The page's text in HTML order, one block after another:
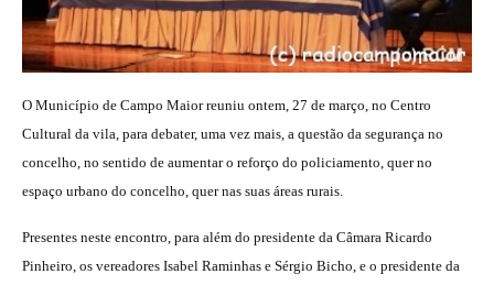
O Município de Campo Maior reuniu ontem, 27 de março, no Centro
Cultural da vila, para debater, uma vez mais, a questão da segurança no
concelho, no sentido de aumentar o reforço do policiamento, quer no
espaço urbano do concelho, quer nas suas áreas rurais.
Presentes neste encontro, para além do presidente da Câmara Ricardo
Pinheiro, os vereadores Isabel Raminhas e Sérgio Bicho, e o presidente da